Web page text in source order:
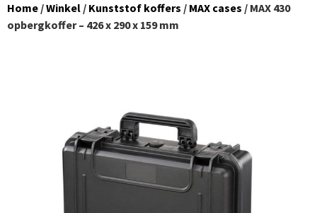
Home /Winkel / Kunststof koffers / MAX cases / MAX 430
opbergkoffer – 426 x 290 x 159 mm